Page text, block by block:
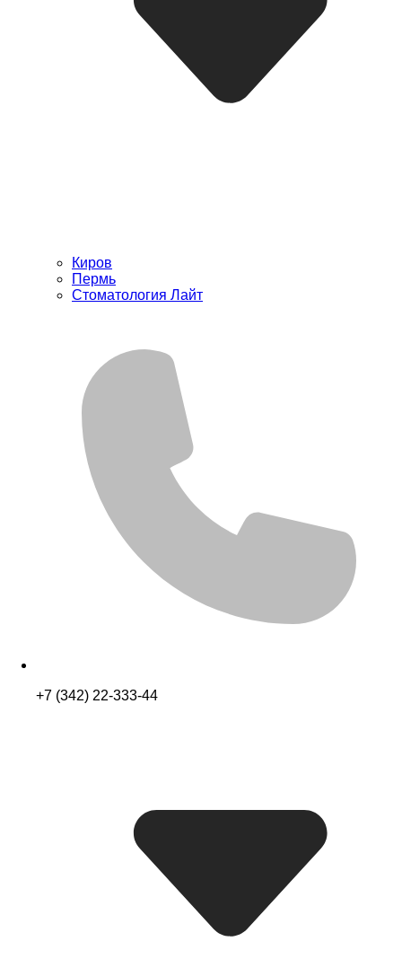
Киров
Пермь
Стоматология Лайт
+7 (342) 22-333-44